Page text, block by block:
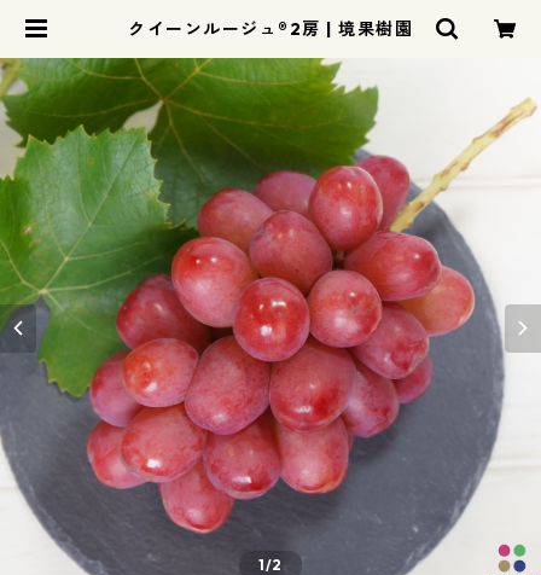
クイーンルージュ®2房 | 境果樹園
1/2